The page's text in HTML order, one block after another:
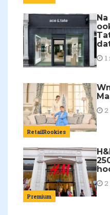
RetailRookies
Premium